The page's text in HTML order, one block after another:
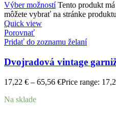
Výber možností Tento produkt
môžete vybrať na stránke
Quick view
Porovnať
Pridať do zoznamu želaní
Dvojradová vintage
17,22 € – 65,56 €Price range:
Na sklade